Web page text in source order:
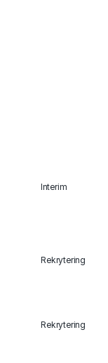
Interim
Rekrytering
Rekrytering